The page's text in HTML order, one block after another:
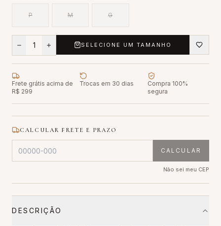
P M G
1 SELECIONE UM TAMANHO
Frete grátis acima de
R$ 299
Trocas em 30 dias
Compra 100%
segura
CALCULAR FRETE E PRAZO
CALCULAR
Não sei meu CEP
DESCRIÇÃO